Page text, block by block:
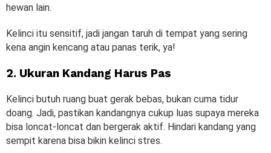
hewan lain.
Kelinci itu sensitif, jadi jangan taruh di tempat yang sering
kena angin kencang atau panas terik, ya!
2. Ukuran Kandang Harus Pas
Kelinci butuh ruang buat gerak bebas, bukan cuma tidur
doang. Jadi, pastikan kandangnya cukup luas supaya mereka
bisa loncat-loncat dan bergerak aktif. Hindari kandang yang
sempit karena bisa bikin kelinci stres.